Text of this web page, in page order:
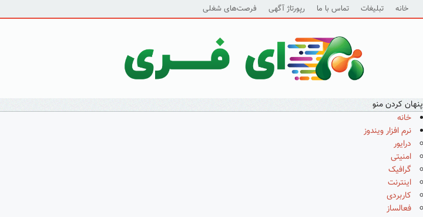
خانه تبلیغات تماس با ما رپورتاژ آگهی فرصت‌های شغلی
پنهان کردن منو
خانه
نرم افزار ویندوز
درایور
امنیتی
گرافیک
اینترنت
کاربردی
فعالساز